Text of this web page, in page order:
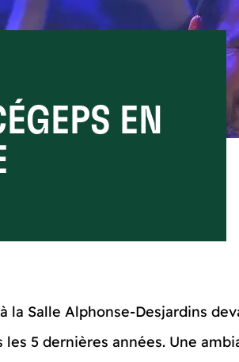
EN
la Salle Alphonse-Desjardins
5 dernières années. Une